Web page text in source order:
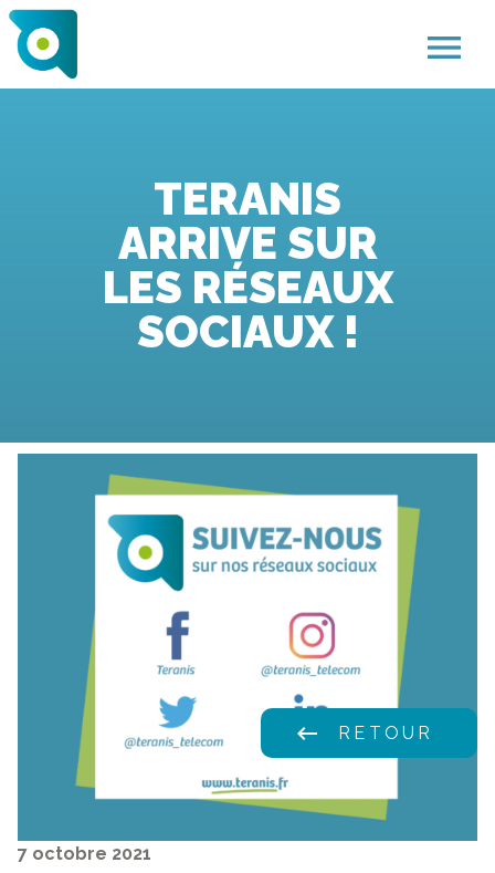
menu
TERANIS
ARRIVE SUR
LES RÉSEAUX
SOCIAUX !
keyboard_backspace RETOUR
7 octobre 2021